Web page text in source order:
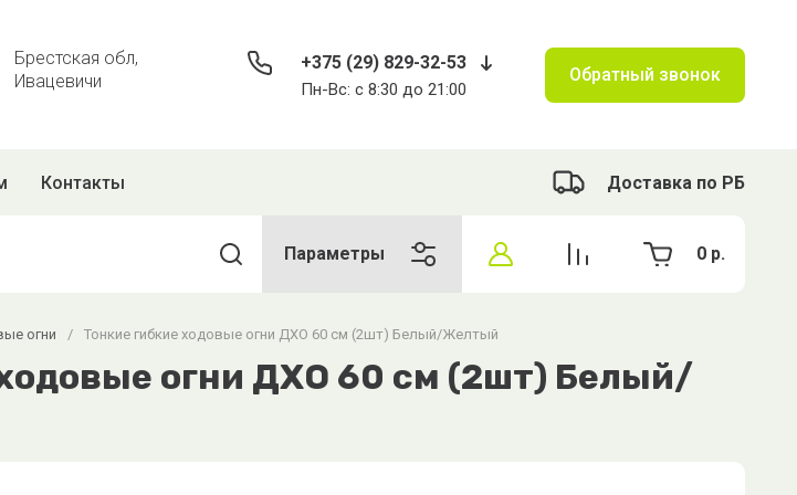
Брестская обл,
Ивацевичи
+375 (29) 829-32-53
Пн-Вс: с 8:30 до 21:00
Обратный звонок
Контакты Доставка по РБ
Параметры 0 р.
огни / Тонкие гибкие ходовые огни ДХО 60 см (2шт) Белый/Желтый
огни ДХО 60 см (2шт) Белый/